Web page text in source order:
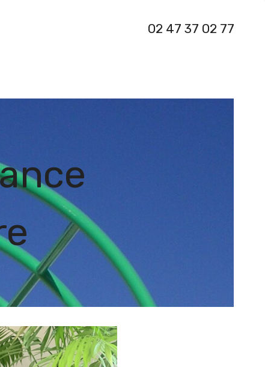
02 47 37 02 77